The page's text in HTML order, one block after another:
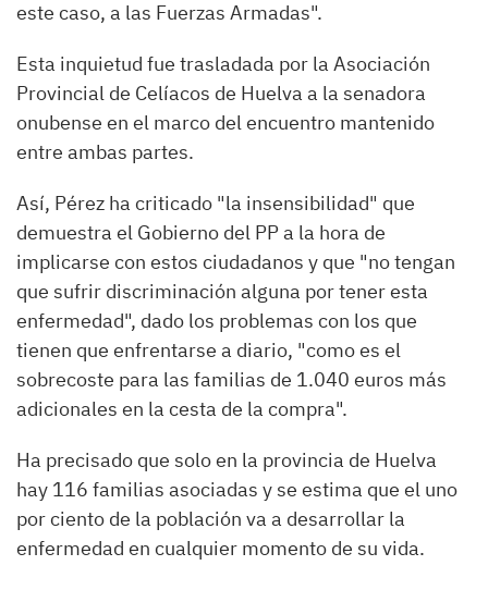
este caso, a las Fuerzas Armadas".
Esta inquietud fue trasladada por la Asociación
Provincial de Celíacos de Huelva a la senadora
onubense en el marco del encuentro mantenido
entre ambas partes.
Así, Pérez ha criticado "la insensibilidad" que
demuestra el Gobierno del PP a la hora de
implicarse con estos ciudadanos y que "no tengan
que sufrir discriminación alguna por tener esta
enfermedad", dado los problemas con los que
tienen que enfrentarse a diario, "como es el
sobrecoste para las familias de 1.040 euros más
adicionales en la cesta de la compra".
Ha precisado que solo en la provincia de Huelva
hay 116 familias asociadas y se estima que el uno
por ciento de la población va a desarrollar la
enfermedad en cualquier momento de su vida.